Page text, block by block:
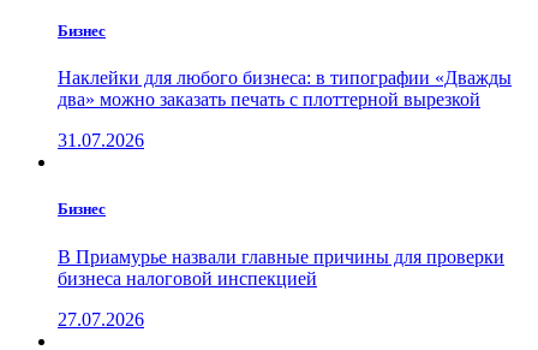
Бизнес
Наклейки для любого бизнеса: в типографии «Дважды
два» можно заказать печать с плоттерной вырезкой
31.07.2026
Бизнес
В Приамурье назвали главные причины для проверки
бизнеса налоговой инспекцией
27.07.2026